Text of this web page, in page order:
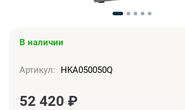
В наличии
Артикул: HKA050050Q
52 420 ₽